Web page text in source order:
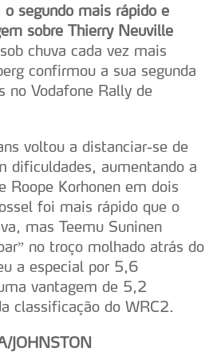
segundo mais rápido e
sobre Thierry Neuville
chuva cada vez mais
confirmou a sua segunda
no Vodafone Rally de
voltou a distanciar-se de
dificuldades, aumentando a
Roope Korhonen em dois
foi mais rápido que o
mas Teemu Suninen
no troço molhado atrás do
a especial por 5,6
vantagem de 5,2
classificação do WRC2.
JOHNSTON